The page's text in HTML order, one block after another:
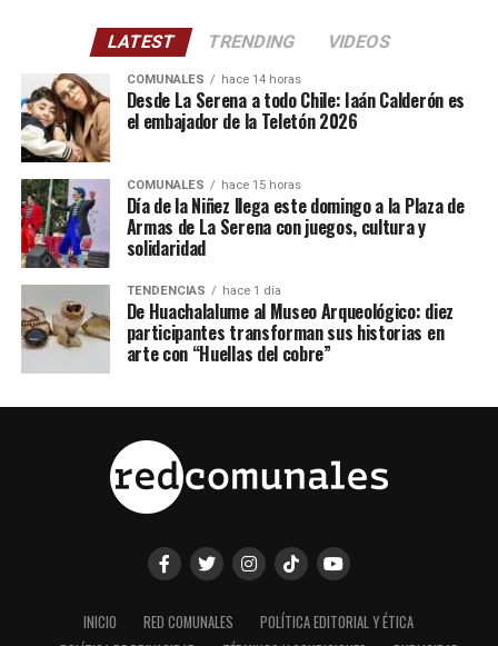
LATEST TRENDING VIDEOS
COMUNALES hace 14 horas
Desde La Serena a todo Chile: Iaán Calderón es
el embajador de la Teletón 2026
COMUNALES hace 15 horas
Día de la Niñez llega este domingo a la Plaza de
Armas de La Serena con juegos, cultura y
solidaridad
TENDENCIAS hace 1 día
De Huachalalume al Museo Arqueológico: diez
participantes transforman sus historias en
arte con “Huellas del cobre”
INICIO RED COMUNALES
POLÍTICA EDITORIAL Y ÉTICA